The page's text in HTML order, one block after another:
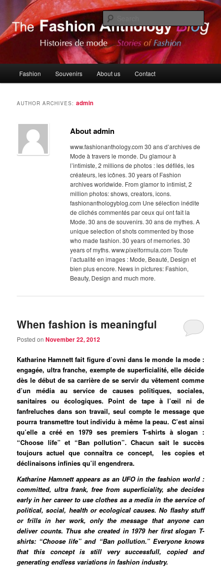
primary
content
secondary
content The Fashion Anthology Blog
Histoires de Mode, Stories of Fashion
Fashion Souvenirs About us Contact
AUTHOR ARCHIVES:admin
About admin
www.fashionanthology.com 30 ans d’archives de
Mode à travers le monde. Du glamour à
l’intimiste, 2 millions de photos : les défilés, les
créateurs, les icônes. 30 years of Fashion
archives worldwide. From glamor to intimist, 2
million photos: shows, creators, icons.
fashionanthologyblog.com Une sélection inédite
de clichés commentés par ceux qui ont fait la
Mode. 30 ans de souvenirs. 30 ans de mythes. A
unique selection of shots commented by those
who made fashion. 30 years of memories. 30
years of myths. www.pixelformula.com Toute
l’actualité en images : Mode, Beauté, Design et
bien plus encore. News in pictures: Fashion,
Beauty, Design and much more.
When fashion is meaningful
Posted onNovember 22, 2012
Katharine Hamnett fait figure d’ovni dans le monde la mode :
engagée, ultra franche, exempte de superficialité, elle décide
dès le début de sa carrière de se servir du vêtement comme
d’un média au service de causes politiques, sociales,
sanitaires ou écologiques. Point de tape à l’œil ni de
fanfreluches dans son travail, seul compte le message que
pourra transmettre tout individu à même la peau. C’est ainsi
qu’elle a créé en 1979 ses premiers T-shirts à slogan :
“Choose life” et “Ban pollution”. Chacun sait le succès
toujours actuel que connaîtra ce concept, les copies et
déclinaisons infinies qu’il engendrera.
Katharine Hamnett appears as an UFO in the fashion world :
committed, ultra frank, free from superficiality, she decides
early in her career to use clothes as a media in the service of
political, social, health or ecologicalcauses. No flashy stuff
or frills in her work, only the message that anyone can
deliver counts. Thus she created in 1979 her first slogan T-
shirts: “Choose life” and “Ban pollution.” Everyone knows
that this concept is still very successfull, copied and
generating endless variations in fashion industry.